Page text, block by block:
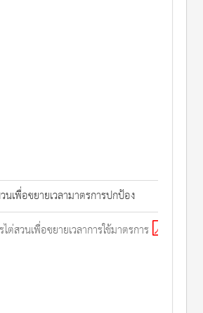
นเพื่อขยายเวลามาตรการปกป้อง
ต่สวนเพื่อขยายเวลาการใช้มาตรการ